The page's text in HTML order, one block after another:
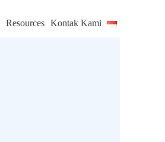
Resources Kontak Kami